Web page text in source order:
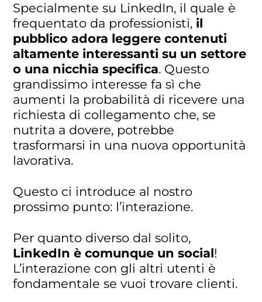
Specialmente su LinkedIn, il quale è
frequentato da professionisti, il
pubblico adora leggere contenuti
altamente interessanti su un settore
o una nicchia specifica. Questo
grandissimo interesse fa sì che
aumenti la probabilità di ricevere una
richiesta di collegamento che, se
nutrita a dovere, potrebbe
trasformarsi in una nuova opportunità
lavorativa.
Questo ci introduce al nostro
prossimo punto: l’interazione.
Per quanto diverso dal solito,
LinkedIn è comunque un social!
L’interazione con gli altri utenti è
fondamentale se vuoi trovare clienti.